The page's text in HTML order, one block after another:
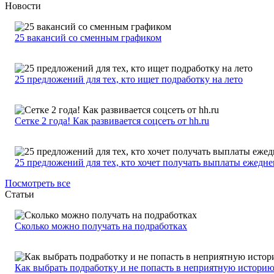
Новости
25 вакансий со сменным графиком
25 предложений для тех, кто ищет подработку на лето
Сетке 2 года! Как развивается соцсеть от hh.ru
25 предложений для тех, кто хочет получать выплаты
Посмотреть все
Статьи
Сколько можно получать на подработках
Как выбрать подработку и не попасть в неприятную историю